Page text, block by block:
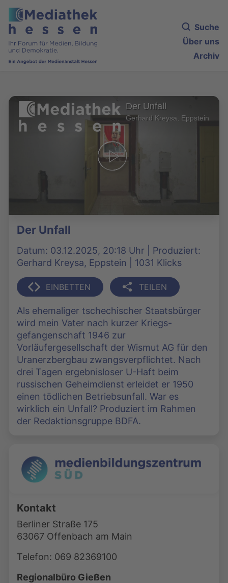
Suche
Über uns
Archiv
Der Unfall
Gerhard Kreysa, Eppstein
Der Unfall
Datum: 03.12.2025, 20:18 Uhr | Produziert:
Gerhard Kreysa, Eppstein | 1031 Klicks
EINBETTEN TEILEN
Als ehemaliger tschechischer Staatsbürger
wird mein Vater nach kurzer Kriegs-
gefangenschaft 1946 zur
Vorläufergesellschaft der Wismut AG für den
Uranerzbergbau zwangsverpflichtet. Nach
drei Tagen ergebnisloser U-Haft beim
russischen Geheimdienst erleidet er 1950
einen tödlichen Betriebsunfall. War es
wirklich ein Unfall? Produziert im Rahmen
der Redaktionsgruppe BDFA.
Kontakt
Berliner Straße 175
63067 Offenbach am Main
Telefon: 069 82369100
Regionalbüro Gießen